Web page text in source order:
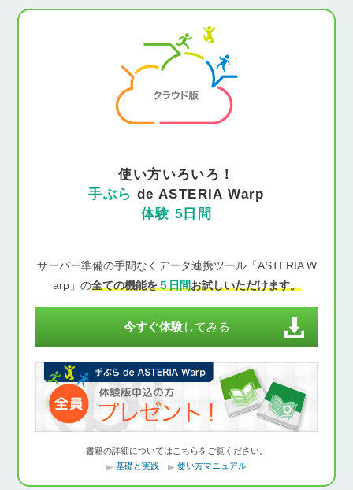
使い方いろいろ！
手ぶら de ASTERIA Warp
体験 5日間
サーバー準備の手間なくデータ連携ツール「ASTERIA W
arp」の全ての機能を５日間お試しいただけます。
今すぐ体験してみる
書籍の詳細についてはこちらをご覧ください。
基礎と実践
使い方マニュアル